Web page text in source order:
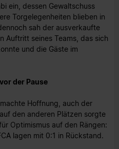
ein, dessen Gewaltschuss
Torgelegenheiten blieben in
sah der ausverkaufte
Auftritt seines Teams, das sich
und die Gäste im
der Pause
Hoffnung, auch der
den anderen Plätzen sorgte
Optimismus auf den Rängen:
lagen mit 0:1 in Rückstand.